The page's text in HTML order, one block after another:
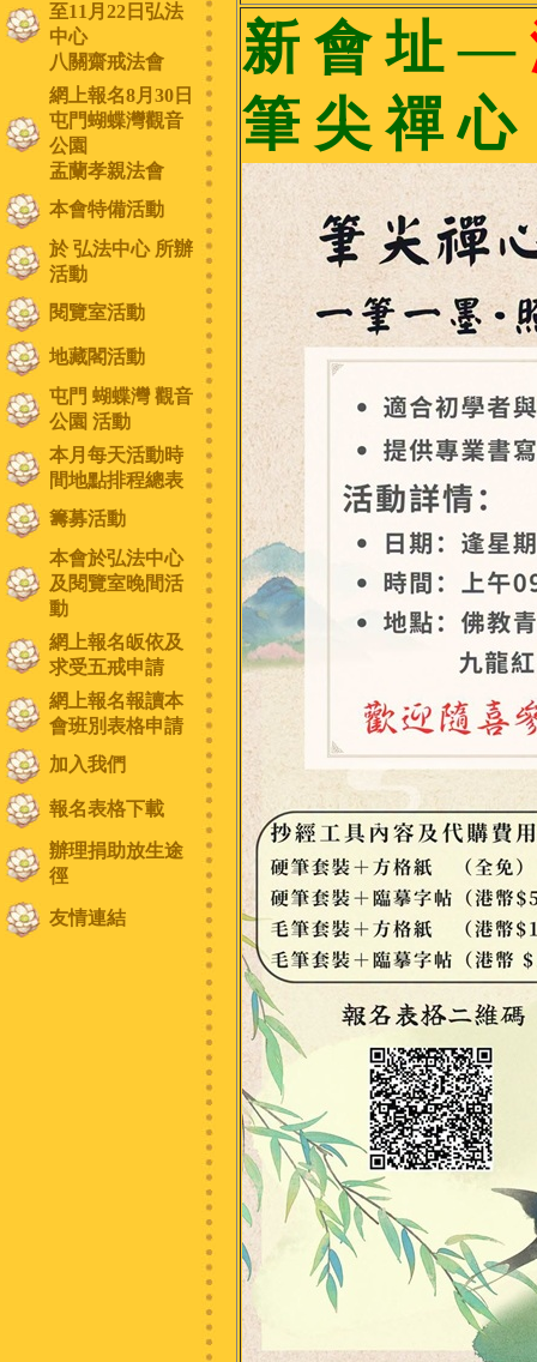
至11月22日弘法
中心
八關齋戒法會
網上報名8月30日
屯門蝴蝶灣觀音
公園
盂蘭孝親法會
本會特備活動
於 弘法中心 所辦
活動
閱覽室活動
地藏閣活動
屯門 蝴蝶灣 觀音
公園 活動
本月每天活動時
間地點排程總表
籌募活動
本會於弘法中心
及閱覽室晚間活
動
網上報名皈依及
求受五戒申請
網上報名報讀本
會班別表格申請
加入我們
報名表格下載
辦理捐助放生途
徑
友情連結
新 會 址 —
筆 尖 禪 心